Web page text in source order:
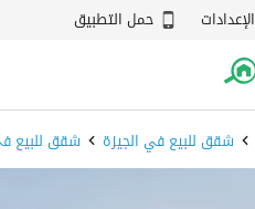
الإعدادات حمل التطبيق
شقق للبيع في الجيزة شقق للبيع